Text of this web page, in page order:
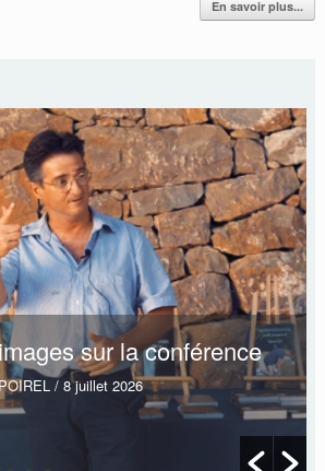
En savoir plus...
sur la conférence
/ 8 juillet 2026